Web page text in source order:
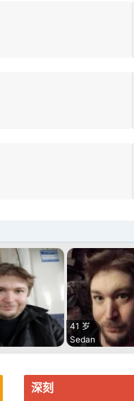
41 岁
Sedan
深刻